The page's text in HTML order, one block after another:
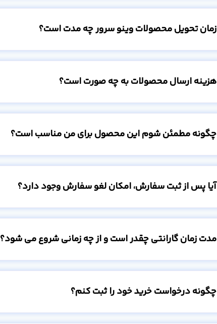
زمان تحویل محصولات وینو سرور چه مدت است؟
هزینه ارسال محصولات به چه صورت است؟
چگونه مطمئن شوم این محصول برای من مناسب است؟
آیا پس از ثبت سفارش، امکان لغو سفارش وجود دارد؟
مدت زمان گارانتی چقدر است و از چه زمانی شروع می شود؟
چگونه درخواست خرید خود را ثبت کنم؟